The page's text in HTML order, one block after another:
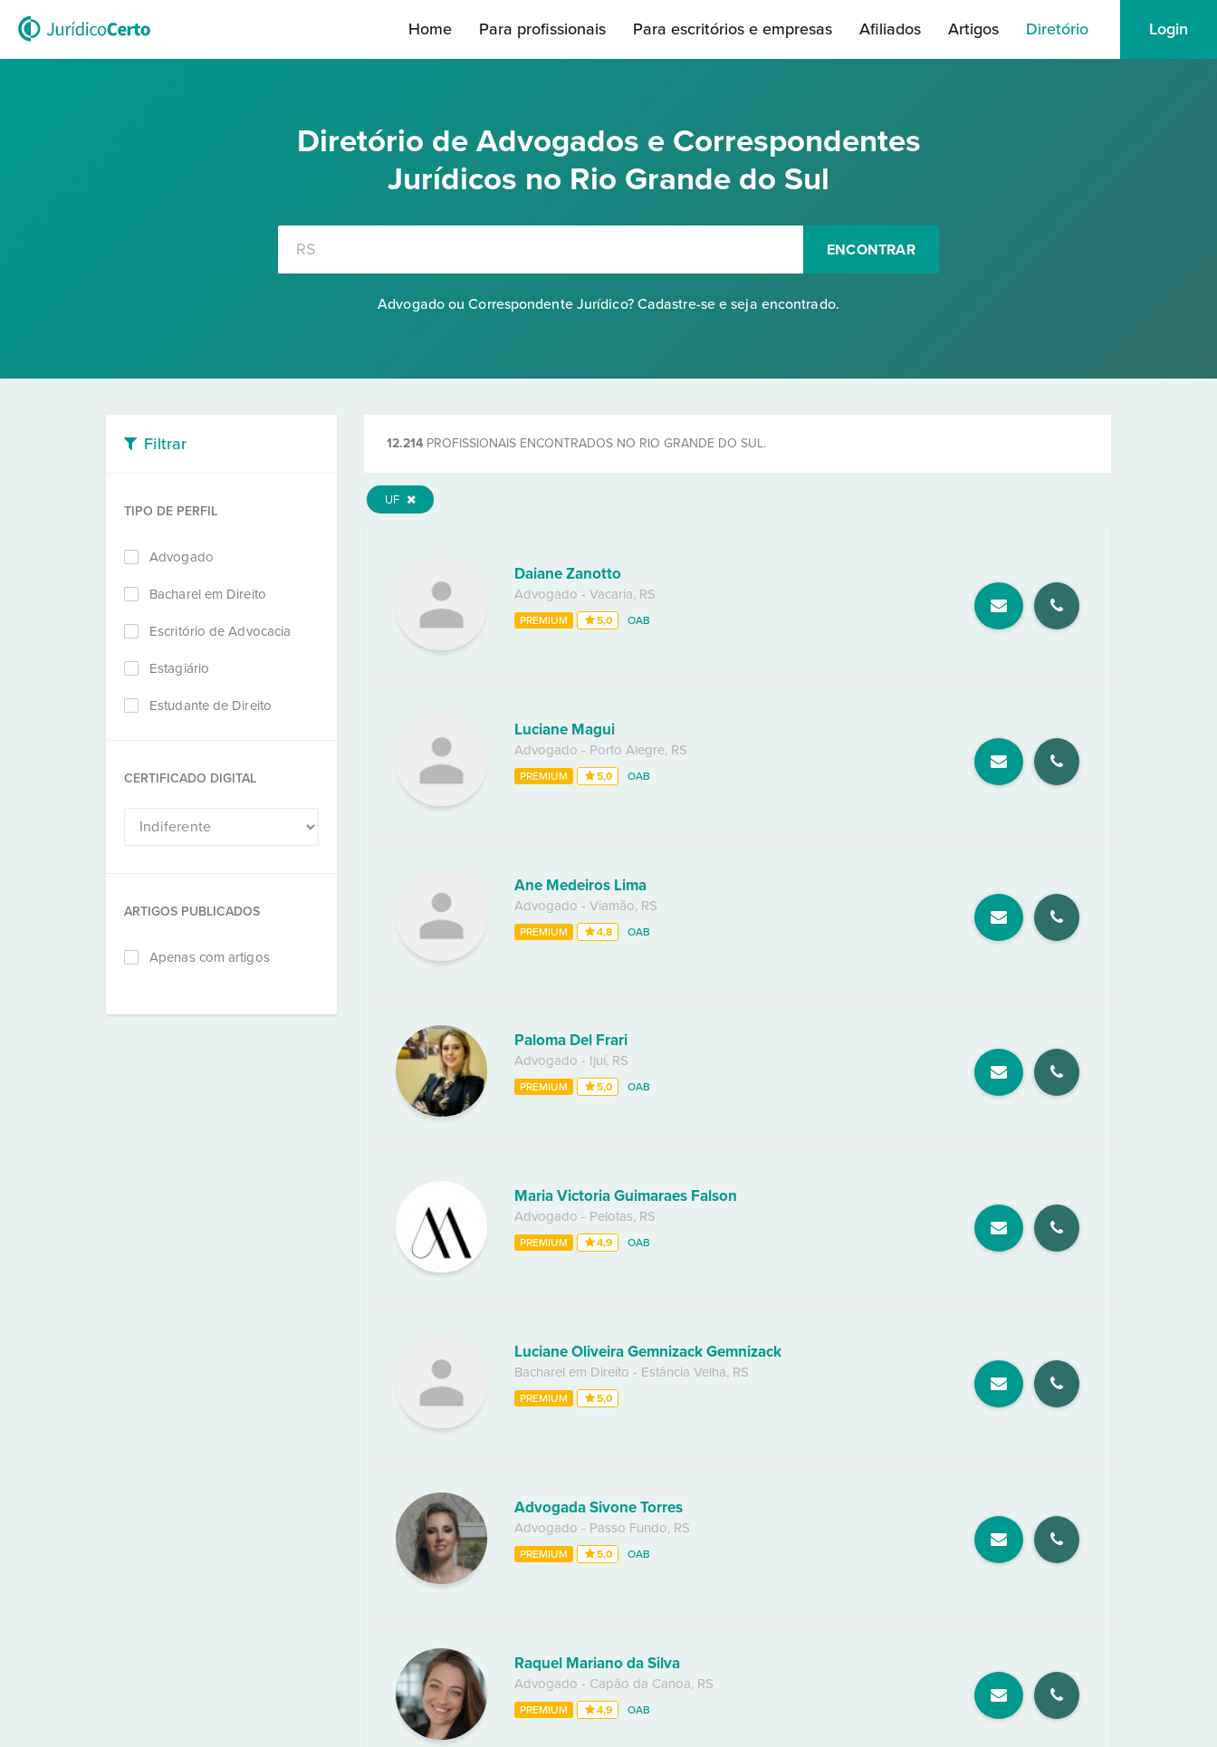
Home Para profissionais Para escritórios e empresas Afiliados Artigos Diretório Login
Diretório de Advogados e Correspondentes
Jurídicos no Rio Grande do Sul
ENCONTRAR
Advogado ou Correspondente Jurídico? Cadastre-se e seja encontrado.
Filtrar
TIPO DE PERFIL
Advogado
Bacharel em Direito
Escritório de Advocacia
Estagiário
Estudante de Direito
CERTIFICADO DIGITAL
ARTIGOS PUBLICADOS
Apenas com artigos
12.214 PROFISSIONAIS ENCONTRADOS NO RIO GRANDE DO SUL.
UF
Daiane Zanotto
Advogado - Vacaria, RS
PREMIUM 5,0 OAB
Luciane Magui
Advogado - Porto Alegre, RS
PREMIUM 5,0 OAB
Ane Medeiros Lima
Advogado - Viamão, RS
PREMIUM 4,8 OAB
Paloma Del Frari
Advogado - Ijuí, RS
PREMIUM 5,0 OAB
Maria Victoria Guimaraes Falson
Advogado - Pelotas, RS
PREMIUM 4,9 OAB
Luciane Oliveira Gemnizack Gemnizack
Bacharel em Direito - Estância Velha, RS
PREMIUM 5,0
Advogada Sivone Torres
Advogado - Passo Fundo, RS
PREMIUM 5,0 OAB
Raquel Mariano da Silva
Advogado - Capão da Canoa, RS
PREMIUM 4,9 OAB